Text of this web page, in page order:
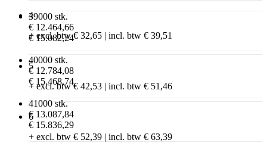
39000 stk.
€ 12.464,66
€ 15.082,24
40000 stk.
€ 12.784,08
€ 15.468,74
41000 stk.
€ 13.087,84
€ 15.836,29
4
+ excl. btw € 32,65 | incl. btw € 39,51
5
+ excl. btw € 42,53 | incl. btw € 51,46
6
+ excl. btw € 52,39 | incl. btw € 63,39